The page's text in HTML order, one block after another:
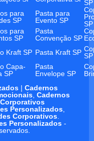
SP
para
SP
Pasta para
Evento SP
SP
para
SP
Pasta
Convenção SP
Kraft SP Pasta Kraft SP SP
Capa-
SP
Pasta
Envelope SP
| Cadernos
, Cadernos
Personalizados,
Corporativos.
Personalizados -